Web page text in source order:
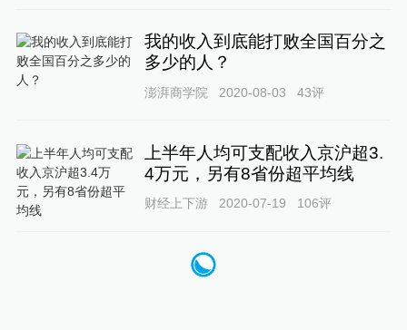
我的收入到底能打败全国百分之
多少的人？
澎湃商学院 2020-08-03 43评
上半年人均可支配收入京沪超3.
4万元，另有8省份超平均线
财经上下游 2020-07-19 106评